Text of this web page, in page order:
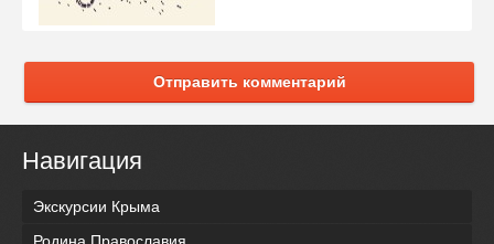
Отправить комментарий
Навигация
Экскурсии Крыма
Родина Православия